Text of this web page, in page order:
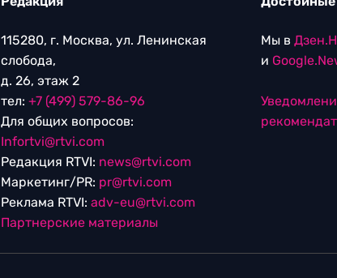
115280, г. Москва, ул. Ленинская
слобода,
д. 26, этаж 2
тел: +7 (499) 579-86-96
Для общих вопросов:
Infortvi@rtvi.com
Редакция RTVI: news@rtvi.com
Маркетинг/PR: pr@rtvi.com
Реклама RTVI: adv-eu@rtvi.com
Партнерские материалы
Мы в
и